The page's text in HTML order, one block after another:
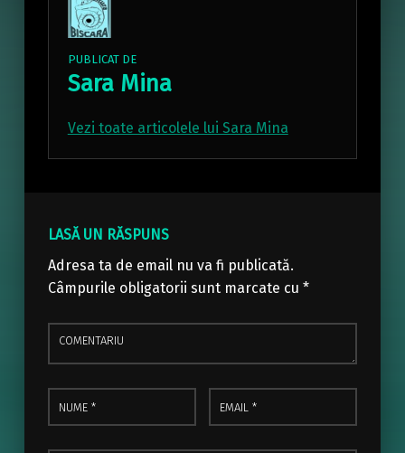
PUBLICAT DE
Sara Mina
Vezi toate articolele lui Sara Mina
Skip back to main navigation
LASĂ UN RĂSPUNS
Adresa ta de email nu va fi publicată.
Câmpurile obligatorii sunt marcate cu *
Comentariu
Nume
* Email
*
Site web